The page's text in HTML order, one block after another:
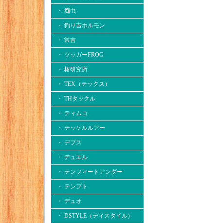
・ 痴虫
・ 釣り吉ホルモン
・ 常吉
・ ツッガーFROG
・ 椿研究所
・ TEX（テックス）
・ THタックル
・ ティムコ
・ テッケルルアー
・ デプス
・ デュエル
・ テンフィートアンダー
・ テンプト
・ デュオ
・ DSTYLE（ディスタイル）